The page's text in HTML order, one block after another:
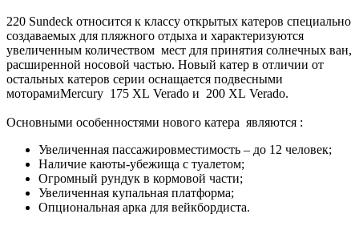
220 Sundeck относится к классу открытых катеров специально
создаваемых для пляжного отдыха и характеризуются
увеличенным количеством мест для принятия солнечных ван,
расширенной носовой частью. Новый катер в отличии от
остальных катеров серии оснащается подвесными
моторамиMercury 175 XL Verado и 200 XL Verado.
Основными особенностями нового катера являются :
Увеличенная пассажировместимость – до 12 человек;
Наличие каюты-убежища с туалетом;
Огромный рундук в кормовой части;
Увеличенная купальная платформа;
Опциональная арка для вейкбордиста.